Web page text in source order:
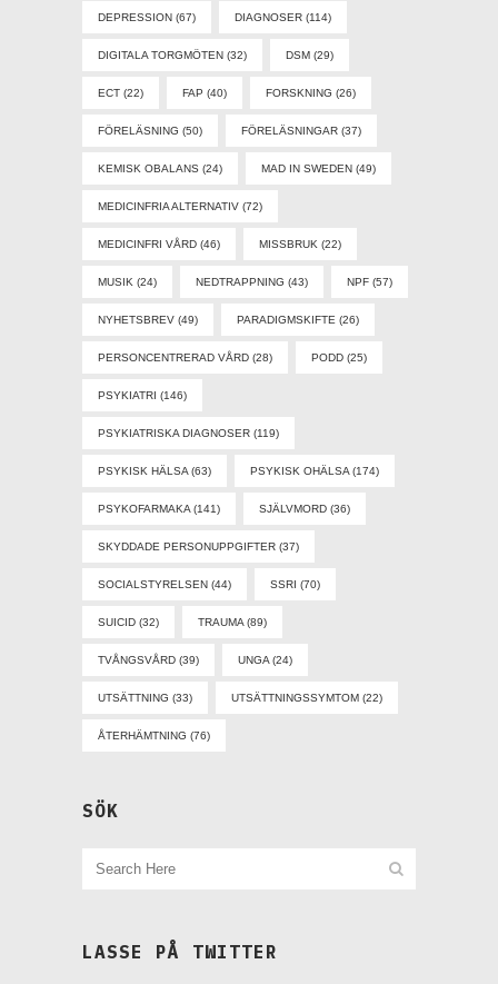
DEPRESSION (67) DIAGNOSER (114)
DIGITALA TORGMÖTEN (32) DSM (29)
ECT (22) FAP (40) FORSKNING (26)
FÖRELÄSNING (50) FÖRELÄSNINGAR (37)
KEMISK OBALANS (24) MAD IN SWEDEN (49)
MEDICINFRIA ALTERNATIV (72)
MEDICINFRI VÅRD (46) MISSBRUK (22)
MUSIK (24) NEDTRAPPNING (43) NPF (57)
NYHETSBREV (49) PARADIGMSKIFTE (26)
PERSONCENTRERAD VÅRD (28) PODD (25)
PSYKIATRI (146)
PSYKIATRISKA DIAGNOSER (119)
PSYKISK HÄLSA (63) PSYKISK OHÄLSA (174)
PSYKOFARMAKA (141) SJÄLVMORD (36)
SKYDDADE PERSONUPPGIFTER (37)
SOCIALSTYRELSEN (44) SSRI (70)
SUICID (32) TRAUMA (89)
TVÅNGSVÅRD (39) UNGA (24)
UTSÄTTNING (33) UTSÄTTNINGSSYMTOM (22)
ÅTERHÄMTNING (76)
SÖK
LASSE PÅ TWITTER